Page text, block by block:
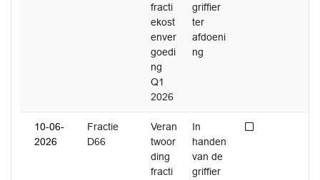
fracti
ekost
enver
goedi
ng
Q1
2026
griffier
ter
afdoeni
ng
10-06-
2026
Fractie
D66
Veran
twoor
ding
fracti
In
handen
van de
griffier
Niet afgedaan